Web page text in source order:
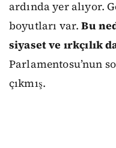
ardında yer alıyor.
boyutları var.Bu
siyaset ve ırkçılık
Parlamentosu’nun
çıkmış.